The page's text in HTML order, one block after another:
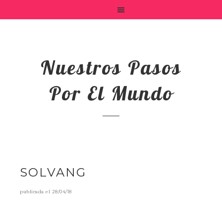
Nuestros Pasos
Por El Mundo
SOLVANG
publicada el 28/04/18